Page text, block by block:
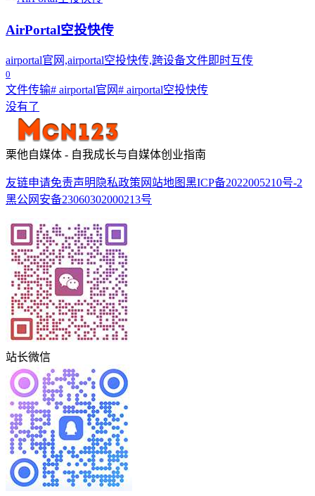
AirPortal空投快传
airportal官网,airportal空投快传,跨设备文件即时互传
0
文件传输# airportal官网# airportal空投快传
没有了
栗他自媒体 - 自我成长与自媒体创业指南
友链申请免责声明 隐私政策 网站地图黑ICP备2022005210号-2
黑公网安备23060302000213号
站长微信